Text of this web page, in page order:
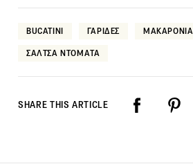
BUCATINI ΓΑΡΙΔΕΣ ΜΑΚΑΡΟΝΙΑ
ΣΑΛΤΣΑ ΝΤΟΜΑΤΑ
SHARE THIS ARTICLE